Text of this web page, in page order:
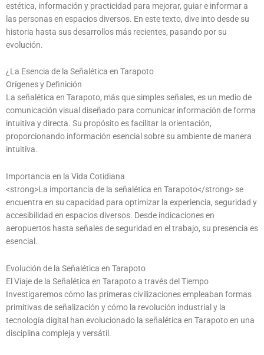
estética, información y practicidad para mejorar, guiar e informar a
las personas en espacios diversos. En este texto, dive into desde su
historia hasta sus desarrollos más recientes, pasando por su
evolución.
¿La Esencia de la Señalética en Tarapoto
Orígenes y Definición
La señalética en Tarapoto, más que simples señales, es un medio de
comunicación visual diseñado para comunicar información de forma
intuitiva y directa. Su propósito es facilitar la orientación,
proporcionando información esencial sobre su ambiente de manera
intuitiva.
Importancia en la Vida Cotidiana
<strong>La importancia de la señalética en Tarapoto</strong> se
encuentra en su capacidad para optimizar la experiencia, seguridad y
accesibilidad en espacios diversos. Desde indicaciones en
aeropuertos hasta señales de seguridad en el trabajo, su presencia es
esencial.
Evolución de la Señalética en Tarapoto
El Viaje de la Señalética en Tarapoto a través del Tiempo
Investigaremos cómo las primeras civilizaciones empleaban formas
primitivas de señalización y cómo la revolución industrial y la
tecnología digital han evolucionado la señalética en Tarapoto en una
disciplina compleja y versátil.